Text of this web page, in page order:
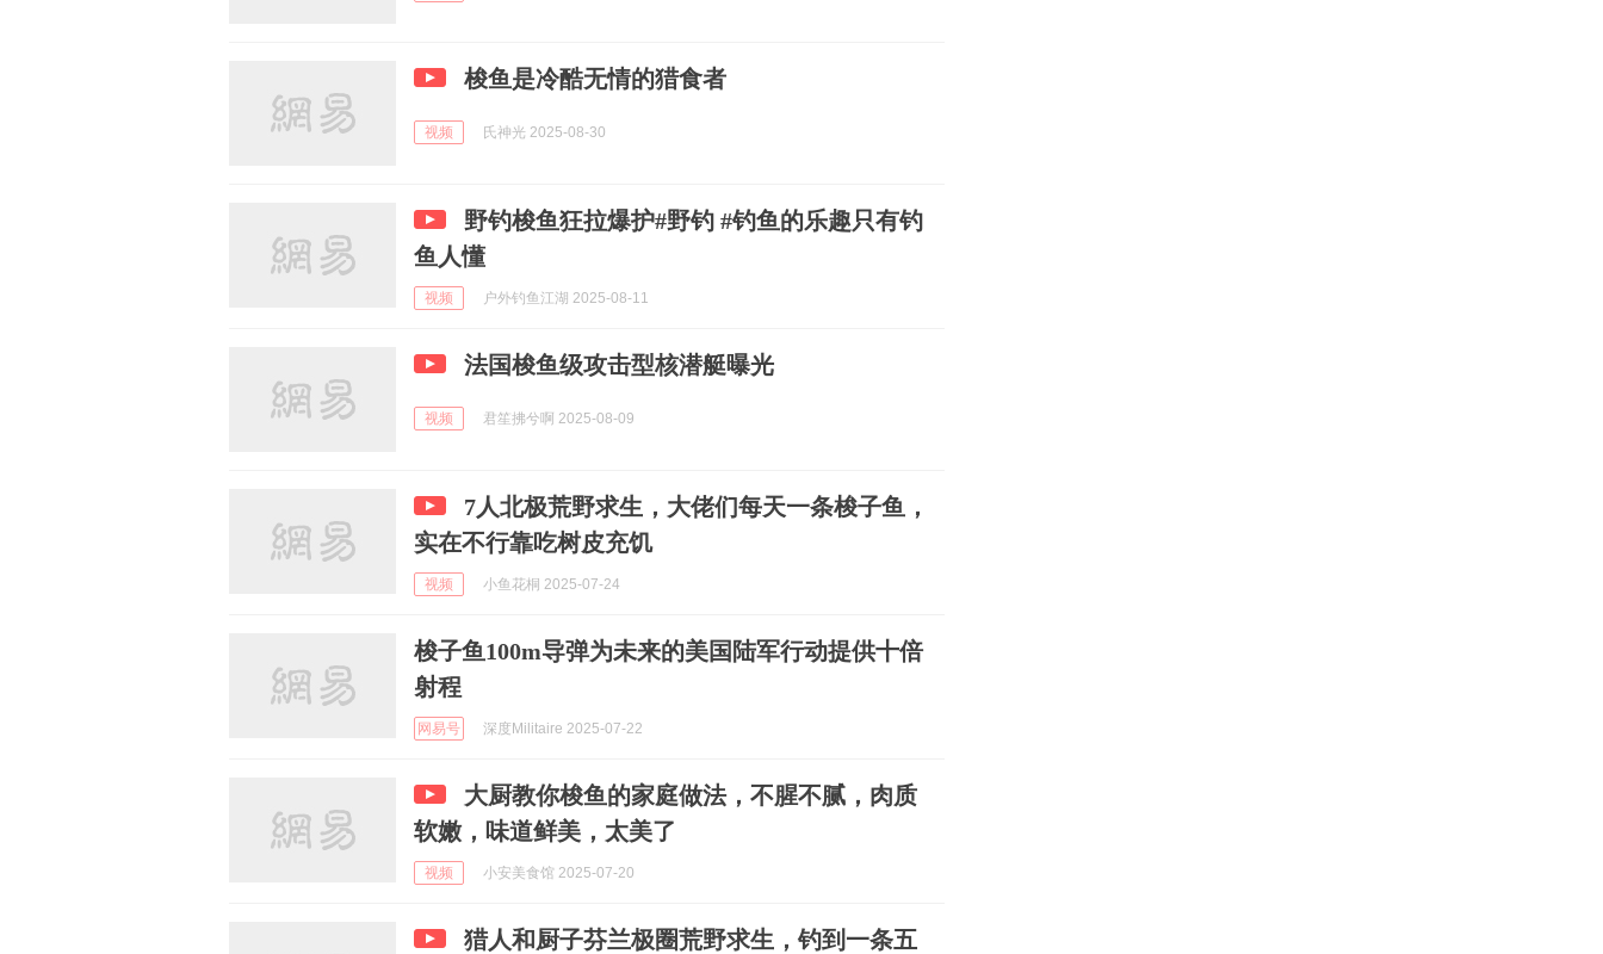
梭鱼是冷酷无情的猎食者
视频 氏神光 2025-08-30
野钓梭鱼狂拉爆护#野钓 #钓鱼的乐趣只有钓
鱼人懂
视频 户外钓鱼江湖 2025-08-11
法国梭鱼级攻击型核潜艇曝光
视频 君笙拂兮啊 2025-08-09
7人北极荒野求生，大佬们每天一条梭子鱼，
实在不行靠吃树皮充饥
视频 小鱼花桐 2025-07-24
梭子鱼100m导弹为未来的美国陆军行动提供十倍
射程
网易号 深度Militaire 2025-07-22
大厨教你梭鱼的家庭做法，不腥不腻，肉质
软嫩，味道鲜美，太美了
视频 小安美食馆 2025-07-20
猎人和厨子芬兰极圈荒野求生，钓到一条五